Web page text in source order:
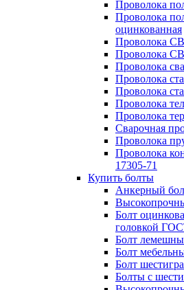
Проволока
Проволока
оцинкованная
Проволока
Проволока
Проволока
Проволока
Проволока
Проволока
Проволока
Сварочная
Проволока
Проволока
17305-71
Купить болты
Анкерный
Болт
головкой
Болт
Болт
Болт
Болты с